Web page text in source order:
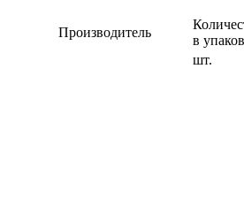
Производитель
в
шт.